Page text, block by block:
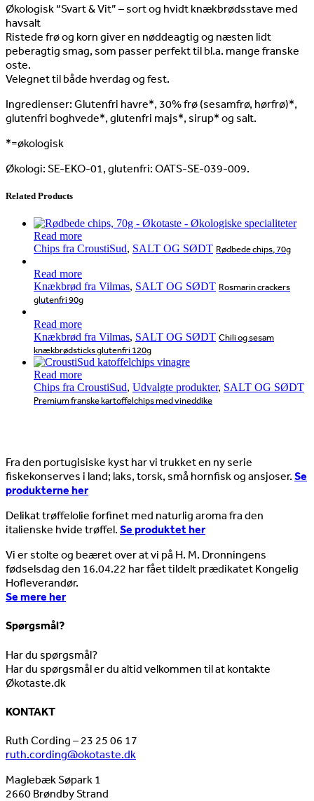
Økologisk “Svart & Vit” – sort og hvidt knækbrødsstave med
havsalt
Ristede frø og korn giver en nøddeagtig og næsten lidt
peberagtig smag, som passer perfekt til bl.a. mange franske
oste.
Velegnet til både hverdag og fest.
Ingredienser: Glutenfri havre*, 30% frø (sesamfrø, hørfrø)*,
glutenfri boghvede*, glutenfri majs*, sirup* og salt.
*=økologisk
Økologi: SE-EKO-01, glutenfri: OATS-SE-039-009.
Related Products
Read more
Chips fra CroustiSud, SALT OG SØDT Rødbede chips, 70g
Read more
Knækbrød fra Vilmas, SALT OG SØDT Rosmarin crackers
glutenfri 90g
Read more
Knækbrød fra Vilmas, SALT OG SØDT Chili og sesam
knækbrødsticks glutenfri 120g
Read more
Chips fra CroustiSud, Udvalgte produkter, SALT OG SØDT
Premium franske kartoffelchips med vineddike
Fra den portugisiske kyst har vi trukket en ny serie
fiskekonserves i land; laks, torsk, små hornfisk og ansjoser. Se
produkterne her
Delikat trøffelolie forfinet med naturlig aroma fra den
italienske hvide trøffel. Se produktet her
Vi er stolte og beæret over at vi på H. M. Dronningens
fødselsdag den 16.04.22 har fået tildelt prædikatet Kongelig
Hofleverandør.
Se mere her
Spørgsmål?
Har du spørgsmål?
Har du spørgsmål er du altid velkommen til at kontakte
Økotaste.dk
KONTAKT
Ruth Cording – 23 25 06 17
ruth.cording@okotaste.dk
Maglebæk Søpark 1
2660 Brøndby Strand